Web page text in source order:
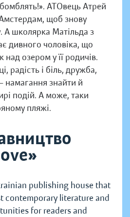
АТОвець Атрей
щоб знову
А школярка Матільда з
дивного чоловіка, що
озером у її родичів.
радість і біль, дружба,
намагання знайти й
подій. А може, таки
пляжі.
publishing house that
contemporary literature and
for readers and